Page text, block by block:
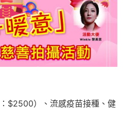
$2500）、流感疫苗接種、健